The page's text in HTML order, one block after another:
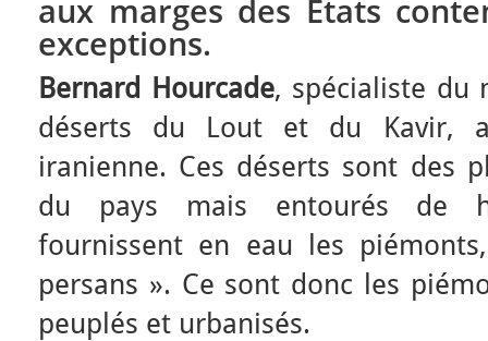
aux marges des Etats
exceptions.
Bernard Hourcade, spécialiste du
déserts du Lout et du Kavir,
iranienne. Ces déserts sont des
du pays mais entourés de
fournissent en eau les
persans ». Ce sont donc les
peuplés et urbanisés.